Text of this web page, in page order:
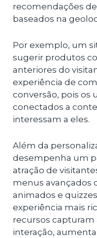
recomendações
baseados na
Por exemplo, um
sugerir produtos
anteriores do
experiência de
conversão, pois os
conectados a
interessam a eles.
Além da
desempenha um
atração de
menus avançados
animados e
experiência mais
recursos capturam
interação,